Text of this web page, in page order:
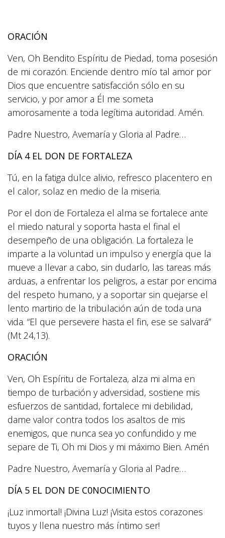
ORACIÓN
Ven, Oh Bendito Espíritu de Piedad, toma posesión
de mi corazón. Enciende dentro mío tal amor por
Dios que encuentre satisfacción sólo en su
servicio, y por amor a Él me someta
amorosamente a toda legítima autoridad. Amén.
Padre Nuestro, Avemaría y Gloria al Padre…
DÍA 4 EL DON DE FORTALEZA
Tú, en la fatiga dulce alivio, refresco placentero en
el calor, solaz en medio de la miseria.
Por el don de Fortaleza el alma se fortalece ante
el miedo natural y soporta hasta el final el
desempeño de una obligación. La fortaleza le
imparte a la voluntad un impulso y energía que la
mueve a llevar a cabo, sin dudarlo, las tareas más
arduas, a enfrentar los peligros, a estar por encima
del respeto humano, y a soportar sin quejarse el
lento martirio de la tribulación aún de toda una
vida. “El que persevere hasta el fin, ese se salvará”
(Mt 24,13).
ORACIÓN
Ven, Oh Espíritu de Fortaleza, alza mi alma en
tiempo de turbación y adversidad, sostiene mis
esfuerzos de santidad, fortalece mi debilidad,
dame valor contra todos los asaltos de mis
enemigos, que nunca sea yo confundido y me
separe de Ti, Oh mi Dios y mi máximo Bien. Amén
Padre Nuestro, Avemaría y Gloria al Padre…
DÍA 5 EL DON DE C0NOCIMIENTO
¡Luz inmortal! ¡Divina Luz! ¡Visita estos corazones
tuyos y llena nuestro más íntimo ser!